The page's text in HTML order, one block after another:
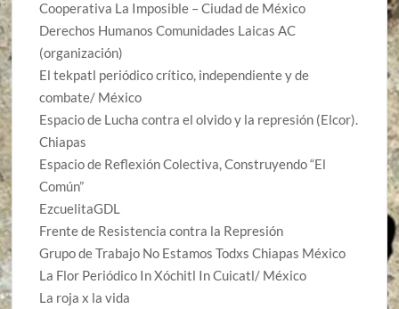
Cooperativa La Imposible – Ciudad de México
Derechos Humanos Comunidades Laicas AC
(organización)
El tekpatl periódico crítico, independiente y de
combate/ México
Espacio de Lucha contra el olvido y la represión (Elcor).
Chiapas
Espacio de Reflexión Colectiva, Construyendo “El
Común”
EzcuelitaGDL
Frente de Resistencia contra la Represión
Grupo de Trabajo No Estamos Todxs Chiapas México
La Flor Periódico In Xóchitl In Cuicatl/ México
La roja x la vida